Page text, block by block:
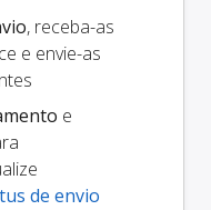
, receba-as
e envie-as
e
de envio